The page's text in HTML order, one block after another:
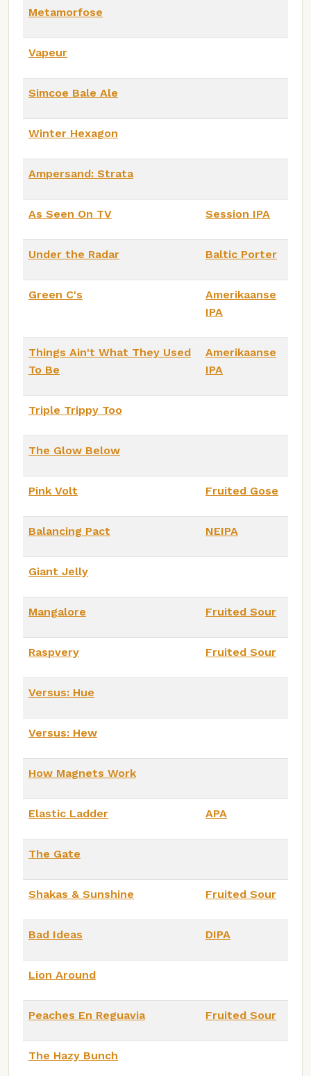
Metamorfose
Vapeur
Simcoe Bale Ale
Winter Hexagon
Ampersand: Strata
As Seen On TV Session IPA
Under the Radar Baltic Porter
Green C's
Amerikaanse
IPA
Things Ain't What They Used
To Be
Amerikaanse
IPA
Triple Trippy Too
The Glow Below
Pink Volt Fruited Gose
Balancing Pact NEIPA
Giant Jelly
Mangalore Fruited Sour
Raspvery Fruited Sour
Versus: Hue
Versus: Hew
How Magnets Work
Elastic Ladder APA
The Gate
Shakas & Sunshine Fruited Sour
Bad Ideas DIPA
Lion Around
Peaches En Reguavia Fruited Sour
The Hazy Bunch